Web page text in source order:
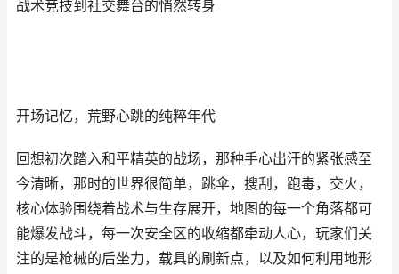
战术竞技到社交舞台的悄然转身
开场记忆，荒野心跳的纯粹年代
回想初次踏入和平精英的战场，那种手心出汗的紧张感至
今清晰，那时的世界很简单，跳伞，搜刮，跑毒，交火，
核心体验围绕着战术与生存展开，地图的每一个角落都可
能爆发战斗，每一次安全区的收缩都牵动人心，玩家们关
注的是枪械的后坐力，载具的刷新点，以及如何利用地形